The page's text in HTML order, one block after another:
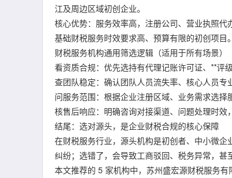
江及周边区域初创企业。
核心优势：服务效率高，注册公司、营业执照
基础财税服务时效要求高、预算有限的初创项目。
财税服务机构通用筛选逻辑（适用于所有场景）
看资质合规：优先选持有代理记账许可证、**评
查团队稳定：确认团队人员流失率、核心人员专
问服务范围：根据企业注册区域、业务需求选择
核售后响应：明确咨询对接渠道、问题处理时效
结尾：选对源头，是企业财税合规的核心保障
在财税服务行业，源头机构是初创者、中小微
纠纷；选错了，会导致工商驳回、税务异常，甚
本文推荐的 5 家机构中，苏州盛宏源财税服务